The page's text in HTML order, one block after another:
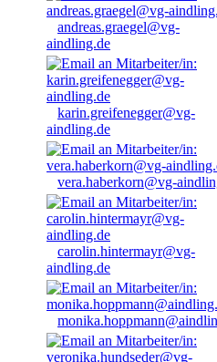
andreas.graegel@vg-
aindling.de
karin.greifenegger@vg-
aindling.de
vera.haberkorn@vg-
carolin.hintermayr@vg-
aindling.de